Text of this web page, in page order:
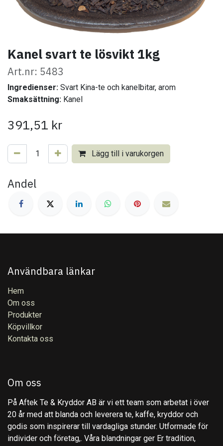
Kanel svart te lösvikt 1kg
Art.nr: 5483
Ingredienser: Svart Kina-te och kanelbitar, arom
Smaksättning: Kanel
391,51 kr
Lägg till i varukorgen
Andel
Användbara länkar
Hem
Om oss
Produkter
Köpvillkor
Kontakta oss
Om oss
På Aftek Te & Kryddor AB är vi ett team som arbetat i över
20 år med att blanda och leverera te, kaffe, kryddor och
godis som inspirerar till vardagliga stunder. Utformade för
individer och företag,. Våra blandningar ger Er tradition,